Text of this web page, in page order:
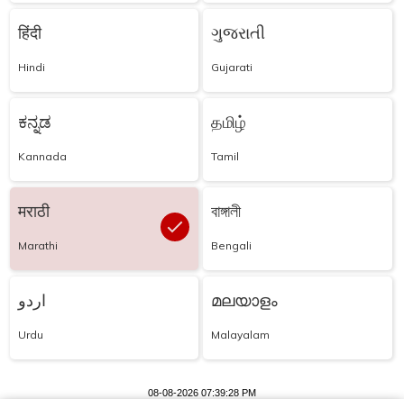
हिंदी
Hindi
ગુજરાતી
Gujarati
ಕನ್ನಡ
Kannada
தமிழ்
Tamil
मराठी
Marathi
বাঙ্গালী
Bengali
اردو
Urdu
മലയാളം
Malayalam
08-08-2026 07:39:28 PM